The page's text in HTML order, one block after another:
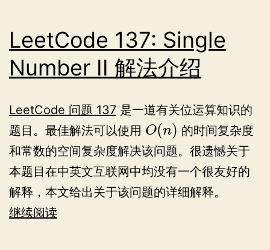
LeetCode 137: Single
Number II 解法介绍
LeetCode 问题 137 是一道有关位运算知识的
题目。最佳解法可以使用 O(n) 的时间复杂度
和常数的空间复杂度解决该问题。很遗憾关于
本题目在中英文互联网中均没有一个很友好的
解释，本文给出关于该问题的详细解释。
继续阅读